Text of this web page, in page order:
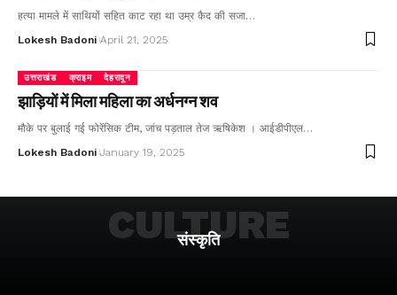
हत्या मामले में साथियों सहित काट रहा था उम्र कैद की सजा…
Lokesh Badoni April 21, 2025
उत्तराखंड क्राइम देहरादून
झाड़ियों में मिला महिला का अर्धनग्न शव
मौके पर बुलाई गई फोरेंसिक टीम, जांच पड़ताल तेज ऋषिकेश । आईडीपीएल…
Lokesh Badoni January 19, 2025
संस्कृति
CULTURE